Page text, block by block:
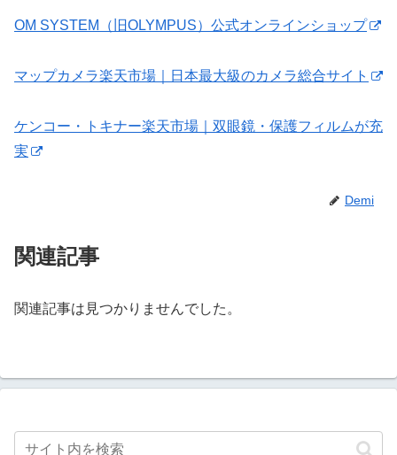
OM SYSTEM（旧OLYMPUS）公式オンラインショップ
マップカメラ楽天市場｜日本最大級のカメラ総合サイト
ケンコー・トキナー楽天市場｜双眼鏡・保護フィルムが充
実
Demi
関連記事
関連記事は見つかりませんでした。